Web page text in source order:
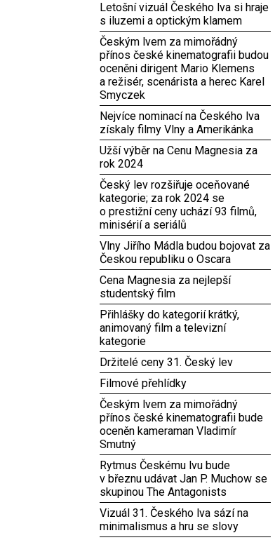
Letošní vizuál Českého lva si hraje
s iluzemi a optickým klamem
Českým lvem za mimořádný
přínos české kinematografii budou
oceněni dirigent Mario Klemens
a režisér, scenárista a herec Karel
Smyczek
Nejvíce nominací na Českého lva
získaly filmy Vlny a Amerikánka
Užší výběr na Cenu Magnesia za
rok 2024
Český lev rozšiřuje oceňované
kategorie; za rok 2024 se
o prestižní ceny uchází 93 filmů,
minisérií a seriálů
Vlny Jiřího Mádla budou bojovat za
Českou republiku o Oscara
Cena Magnesia za nejlepší
studentský film
Přihlášky do kategorií krátký,
animovaný film a televizní
kategorie
Držitelé ceny 31. Český lev
Filmové přehlídky
Českým lvem za mimořádný
přínos české kinematografii bude
oceněn kameraman Vladimír
Smutný
Rytmus Českému lvu bude
v březnu udávat Jan P. Muchow se
skupinou The Antagonists
Vizuál 31. Českého lva sází na
minimalismus a hru se slovy